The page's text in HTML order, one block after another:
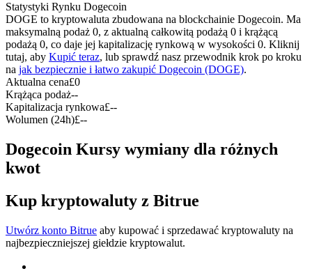
Kopiowanie Transakcji
Dołącz do najlepszych traderów
Statystyki Rynku Dogecoin
DOGE to kryptowaluta zbudowana na blockchainie Dogecoin. Ma
maksymalną podaż 0, z aktualną całkowitą podażą 0 i krążącą
podażą 0, co daje jej kapitalizację rynkową w wysokości 0. Kliknij
tutaj, aby Kupić teraz, lub sprawdź nasz przewodnik krok po kroku
na jak bezpiecznie i łatwo zakupić Dogecoin (DOGE).
Aktualna cena£0
Krążąca podaż--
Kapitalizacja rynkowa£--
Wolumen (24h)£--
Dogecoin Kursy wymiany dla różnych
kwot
Kup kryptowaluty z Bitrue
Utwórz konto Bitrue aby kupować i sprzedawać kryptowaluty na
najbezpieczniejszej giełdzie kryptowalut.